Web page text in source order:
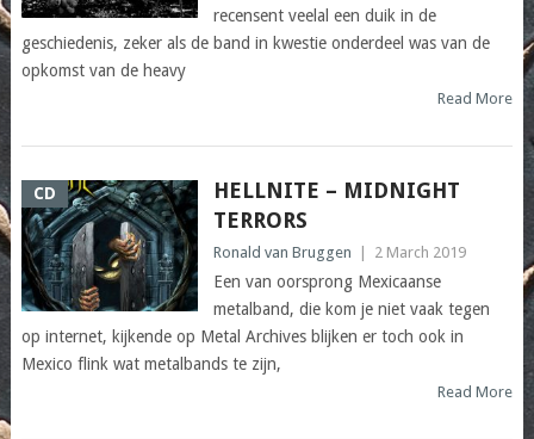
recensent veelal een duik in de
geschiedenis, zeker als de band in kwestie onderdeel was van de
opkomst van de heavy
Read More
CD
HELLNITE – MIDNIGHT
TERRORS
Ronald van Bruggen 2 March 2019
Een van oorsprong Mexicaanse
metalband, die kom je niet vaak tegen
op internet, kijkende op Metal Archives blijken er toch ook in
Mexico flink wat metalbands te zijn,
Read More